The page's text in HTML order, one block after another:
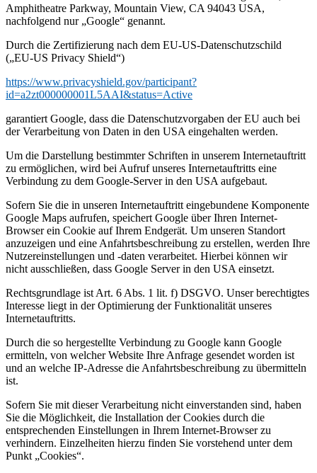
Amphitheatre Parkway, Mountain View, CA 94043 USA,
nachfolgend nur „Google“ genannt.
Durch die Zertifizierung nach dem EU-US-Datenschutzschild
(„EU-US Privacy Shield“)
https://www.privacyshield.gov/participant?
id=a2zt000000001L5AAI&status=Active
garantiert Google, dass die Datenschutzvorgaben der EU auch bei
der Verarbeitung von Daten in den USA eingehalten werden.
Um die Darstellung bestimmter Schriften in unserem Internetauftritt
zu ermöglichen, wird bei Aufruf unseres Internetauftritts eine
Verbindung zu dem Google-Server in den USA aufgebaut.
Sofern Sie die in unseren Internetauftritt eingebundene Komponente
Google Maps aufrufen, speichert Google über Ihren Internet-
Browser ein Cookie auf Ihrem Endgerät. Um unseren Standort
anzuzeigen und eine Anfahrtsbeschreibung zu erstellen, werden Ihre
Nutzereinstellungen und -daten verarbeitet. Hierbei können wir
nicht ausschließen, dass Google Server in den USA einsetzt.
Rechtsgrundlage ist Art. 6 Abs. 1 lit. f) DSGVO. Unser berechtigtes
Interesse liegt in der Optimierung der Funktionalität unseres
Internetauftritts.
Durch die so hergestellte Verbindung zu Google kann Google
ermitteln, von welcher Website Ihre Anfrage gesendet worden ist
und an welche IP-Adresse die Anfahrtsbeschreibung zu übermitteln
ist.
Sofern Sie mit dieser Verarbeitung nicht einverstanden sind, haben
Sie die Möglichkeit, die Installation der Cookies durch die
entsprechenden Einstellungen in Ihrem Internet-Browser zu
verhindern. Einzelheiten hierzu finden Sie vorstehend unter dem
Punkt „Cookies“.